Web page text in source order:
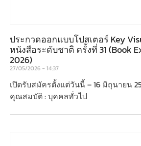
ประกวดออกแบบโปสเตอร์ Key
หนังสือระดับชาติ ครั้งที่ 31 (Book
2026)
27/05/2026 14:37
เปิดรับสมัครตั้งแต่วันนี้ – 16 มิถุนายน
คุณสมบัติ : บุคคลทั่วไป